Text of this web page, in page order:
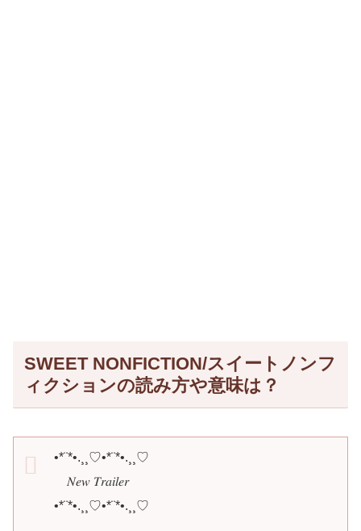
SWEET NONFICTION/スイートノンフ
ィクションの読み方や意味は？
•*¨*•.¸¸♡•*¨*•.¸¸♡
𝑁𝑒𝑤 𝑇𝑟𝑎𝑖𝑙𝑒𝑟
•*¨*•.¸¸♡•*¨*•.¸¸♡